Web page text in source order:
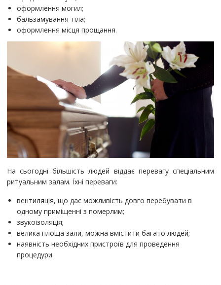
оформлення могил;
бальзамування тіла;
оформлення місця прощання.
На сьогодні більшість людей віддає перевагу спеціальним
ритуальним залам. Їхні переваги:
вентиляція, що дає можливість довго перебувати в
одному приміщенні з померлим;
звукоізоляція;
велика площа зали, можна вмістити багато людей;
наявність необхідних пристроїв для проведення
процедури.